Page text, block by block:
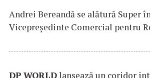
Andrei Bereandă se alătură Super
Vicepreședinte Comercial pentru
DP WORLDlansează un coridor